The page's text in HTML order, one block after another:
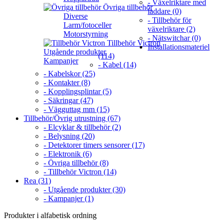
Övriga tillbehör
Diverse
Larm/fotoceller
Motorstyrning
Tillbehör Victron
Utgående produkter
Kampanjer
- Växelriktare med
laddare (0)
- Tillbehör för
växelriktare (2)
- Nätswitchar (0)
Installationsmateriel
(114)
- Kabel (14)
- Kabelskor (25)
- Kontakter (8)
- Kopplingsplintar (5)
- Säkringar (47)
- Vägguttag mm (15)
Tillbehör/Övrig utrustning (67)
- Elcyklar & tillbehör (2)
- Belysning (20)
- Detektorer timers sensorer (17)
- Elektronik (6)
- Övriga tillbehör (8)
- Tillbehör Victron (14)
Rea (31)
- Utgående produkter (30)
- Kampanjer (1)
Produkter i alfabetisk ordning